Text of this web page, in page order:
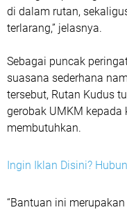
di dalam rutan,
terlarang,” jelasnya.
Sebagai puncak
suasana sederhana
tersebut, Rutan Kudus
gerobak UMKM
membutuhkan.
Ingin Iklan Disini?
“Bantuan ini